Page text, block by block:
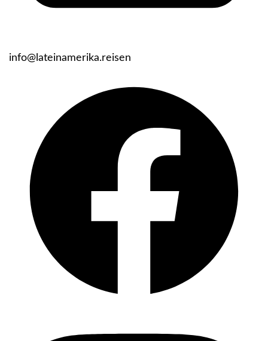
info@lateinamerika.reisen